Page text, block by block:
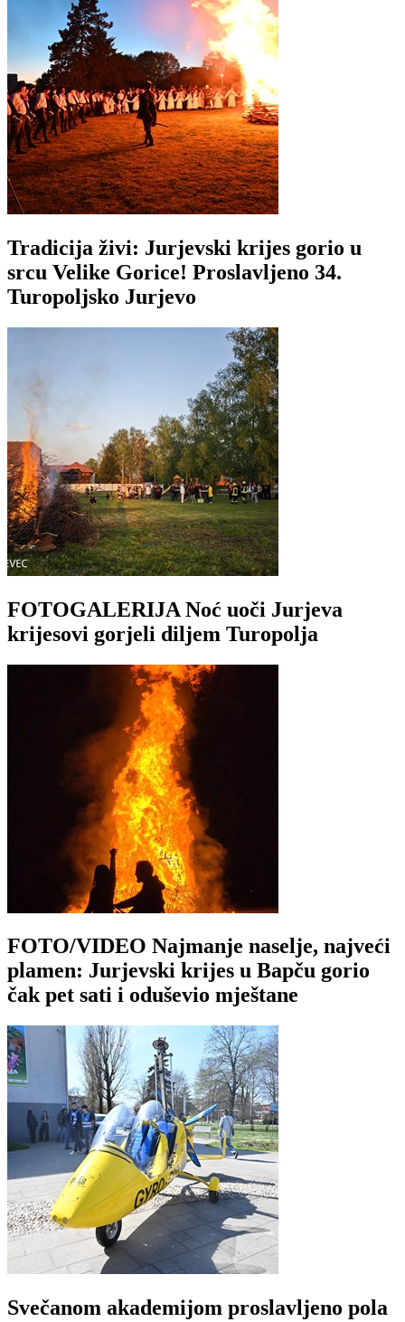
Tradicija živi: Jurjevski krijes gorio u
srcu Velike Gorice! Proslavljeno 34.
Turopoljsko Jurjevo
FOTOGALERIJA Noć uoči Jurjeva
krijesovi gorjeli diljem Turopolja
FOTO/VIDEO Najmanje naselje, najveći
plamen: Jurjevski krijes u Bapču gorio
čak pet sati i oduševio mještane
Svečanom akademijom proslavljeno pola